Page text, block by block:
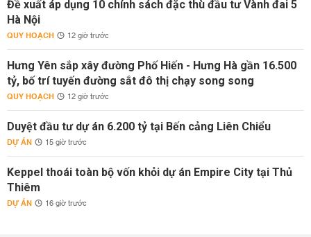
Đề xuất áp dụng 10 chính sách đặc thù đầu tư Vành đai 5
Hà Nội
QUY HOẠCH 12 giờ trước
Hưng Yên sắp xây đường Phố Hiến - Hưng Hà gần 16.500
tỷ, bố trí tuyến đường sắt đô thị chạy song song
QUY HOẠCH 12 giờ trước
Duyệt đầu tư dự án 6.200 tỷ tại Bến cảng Liên Chiểu
DỰ ÁN 15 giờ trước
Keppel thoái toàn bộ vốn khỏi dự án Empire City tại Thủ
Thiêm
DỰ ÁN 16 giờ trước